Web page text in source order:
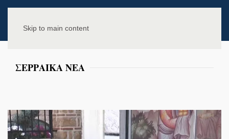
Skip to main content
ΣΕΡΡΑΙΚΑ ΝΕΑ